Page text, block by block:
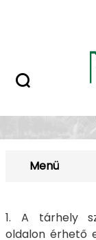
Menü
1. A tárhely
oldalon érhető